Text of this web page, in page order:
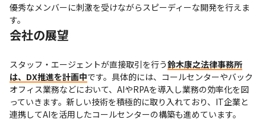
優秀なメンバーに刺激を受けながらスピーディーな開発を行えま
す。
会社の展望
スタッフ・エージェントが直接取引を行う鈴木康之法律事務所
は、DX推進を計画中です。具体的には、コールセンターやバック
オフィス業務などにおいて、AIやRPAを導入し業務の効率化を図
っていきます。新しい技術を積極的に取り入れており、IT企業と
連携してAIを活用したコールセンターの構築も進めています。